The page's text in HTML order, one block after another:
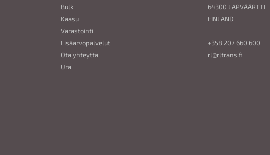
Bulk
Kaasu
Varastointi
Lisäarvopalvelut
Ota yhteyttä
Ura
64300 LAPVÄÄRTTI
FINLAND
+358 207 660 600
rl@rltrans.fi